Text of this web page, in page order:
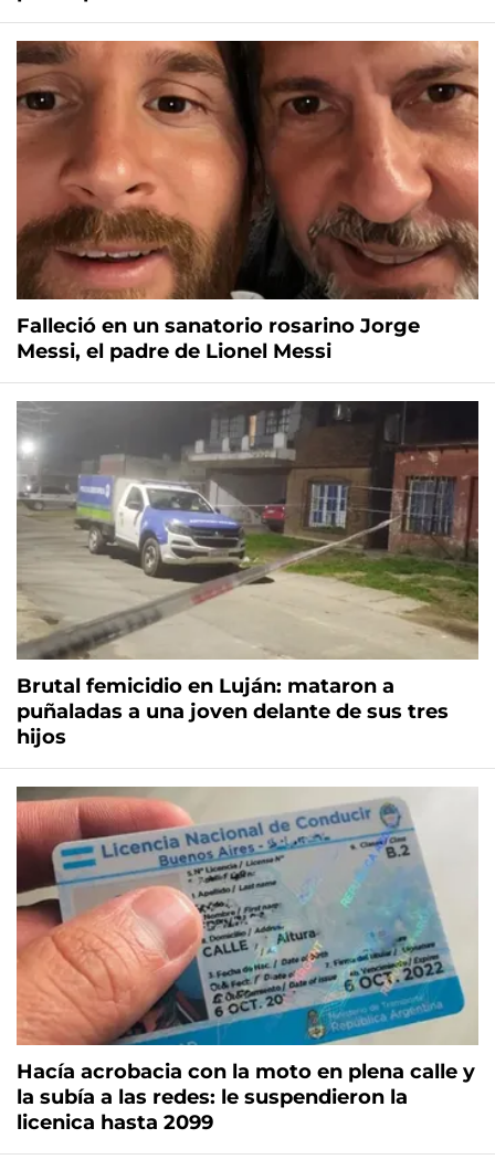
Falleció en un sanatorio rosarino Jorge
Messi, el padre de Lionel Messi
Brutal femicidio en Luján: mataron a
puñaladas a una joven delante de sus tres
hijos
Hacía acrobacia con la moto en plena calle y
la subía a las redes: le suspendieron la
licenica hasta 2099